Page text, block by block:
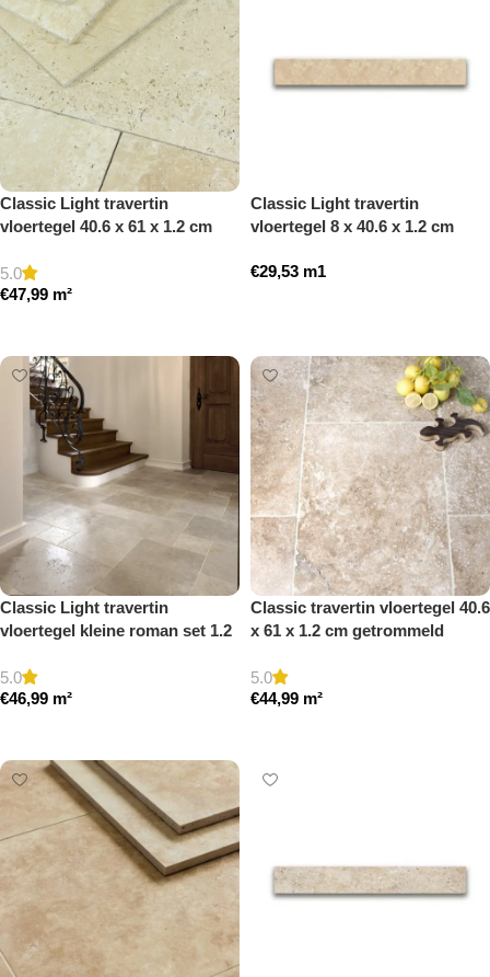
Classic Light travertin
vloertegel 40.6 x 61 x 1.2 cm
5.0
€47,99 m²
Classic Light travertin
vloertegel 8 x 40.6 x 1.2 cm
€29,53 m1
Classic Light travertin
vloertegel kleine roman set 1.2
5.0
€46,99 m²
Classic travertin vloertegel 40.6
x 61 x 1.2 cm getrommeld
5.0
€44,99 m²